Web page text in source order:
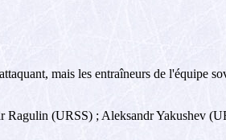
mais les entraîneurs de l'équipe
(URSS) ; Aleksandr Yakushev